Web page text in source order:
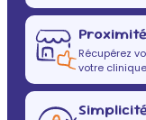
Proximité
Récupérez
votre